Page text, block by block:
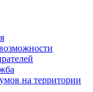
на территории